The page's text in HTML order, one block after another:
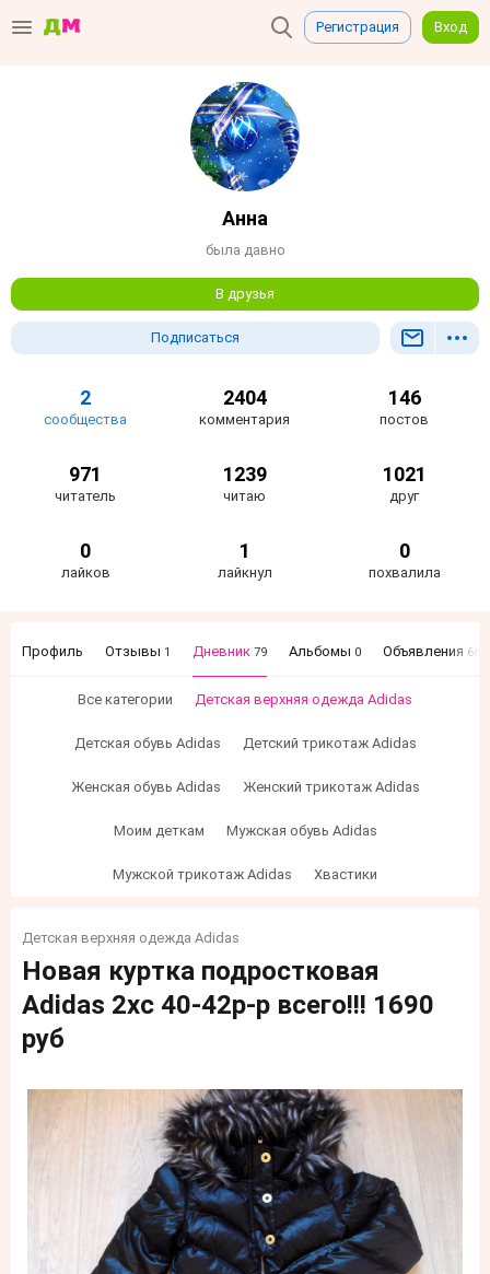
Регистрация Вход
Анна
была давно
В друзья
Подписаться
2
сообщества
2404
комментария
146
постов
971
читатель
1239
читаю
1021
друг
0
лайков
1
лайкнул
0
похвалила
Профиль Отзывы 1 Дневник 79 Альбомы 0 Объявления 66
Все категории Детская верхняя одежда Adidas
Детская обувь Adidas Детский трикотаж Adidas
Женская обувь Adidas Женский трикотаж Adidas
Моим деткам Мужская обувь Adidas
Мужской трикотаж Adidas Хвастики
Детская верхняя одежда Adidas
Новая куртка подростковая
Adidas 2хc 40-42p-p всего!!! 1690
руб